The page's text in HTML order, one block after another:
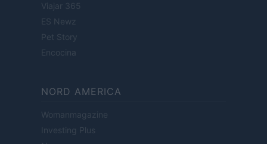
Viajar 365
ES Newz
Pet Story
Encocina
NORD AMERICA
Womanmagazine
Investing Plus